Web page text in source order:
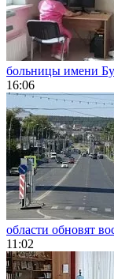
больницы имени
16:06
области обновят
11:02